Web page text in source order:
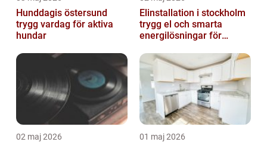
Hunddagis östersund
trygg vardag för aktiva
hundar
Elinstallation i stockholm
trygg el och smarta
energilösningar för
02 maj 2026 01 maj 2026